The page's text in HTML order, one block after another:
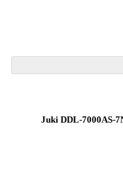
Juki DDL-7000AS-